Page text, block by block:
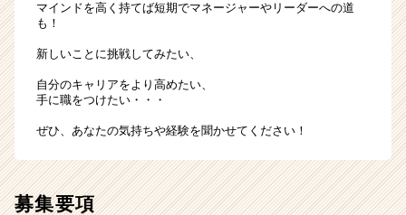
マインドを高く持てば短期でマネージャーやリーダーへの道
も！
新しいことに挑戦してみたい、
自分のキャリアをより高めたい、
手に職をつけたい・・・
ぜひ、あなたの気持ちや経験を聞かせてください！
募集要項